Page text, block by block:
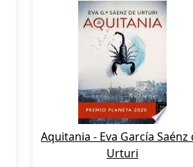
Aquitania - Eva García Saénz
Urturi